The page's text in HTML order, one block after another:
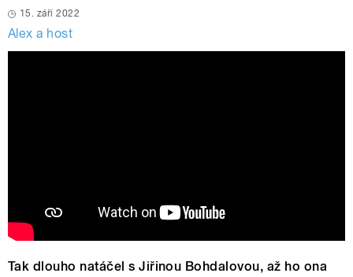
15. září 2022
Alex a host
Tak dlouho natáčel s Jiřinou Bohdalovou, až ho ona